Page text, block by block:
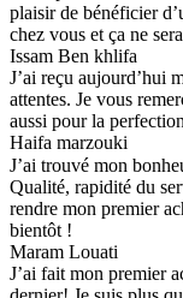
plaisir de bénéficier
chez vous et ça ne
Issam Ben khlifa
J’ai reçu aujourd’hui
attentes. Je vous
aussi pour la
Haifa marzouki
J’ai trouvé mon
Qualité, rapidité du
rendre mon premier
bientôt !
Maram Louati
J’ai fait mon premier